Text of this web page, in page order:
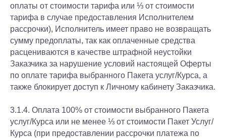
оплаты от стоимости тарифа или ⅓ от стоимости
тарифа в случае предоставления Исполнителем
рассрочки), Исполнитель имеет право не возвращать
сумму предоплаты, так как оплаченные средства
расцениваются в качестве штрафной неустойки
Заказчика за нарушение условий настоящей Оферты
по оплате тарифа выбранного Пакета услуг/Курса, а
также блокирует доступ к Личному кабинету Заказчика.
3.1.4. Оплата 100% от стоимости выбранного Пакета
услуг/Курса или не менее ⅓ от стоимости Пакет Услуг/
Курса (при предоставлении рассрочки платежа по